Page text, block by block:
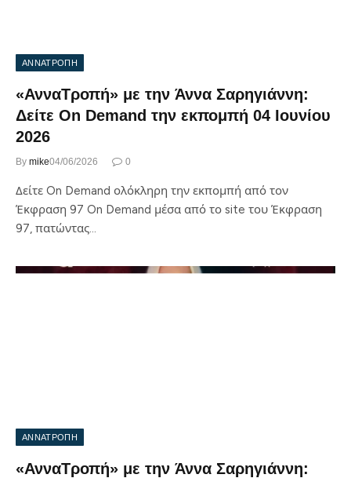
ΑΝΝΑΤΡΟΠΗ
«ΑνναΤροπή» με την Άννα Σαρηγιάννη:
Δείτε On Demand την εκπομπή 04 Ιουνίου
2026
By mike04/06/2026 0
Δείτε On Demand ολόκληρη την εκπομπή από τον
Έκφραση 97 On Demand μέσα από το site του Έκφραση
97, πατώντας…
ΑΝΝΑΤΡΟΠΗ
«ΑνναΤροπή» με την Άννα Σαρηγιάννη: